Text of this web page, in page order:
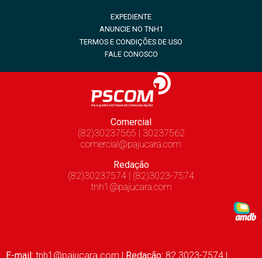
EXPEDIENTE
ANUNCIE NO TNH1
TERMOS E CONDIÇÕES DE USO
FALE CONOSCO
Comercial
(82)30237565 | 30237562
comercial@pajucara.com
Redação
(82)30237574 | (82)3023-7574
tnh1@pajucara.com
E-mail: tnh1@pajucara.com Redação: 82 3023-7574 |